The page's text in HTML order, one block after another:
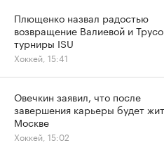
Плющенко назвал радостью
возвращение Валиевой и
турниры ISU
Хоккей, 15:41
Овечкин заявил, что после
завершения карьеры будет
Москве
Хоккей, 15:02